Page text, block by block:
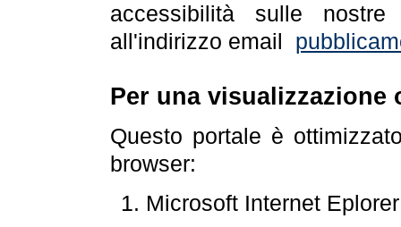
accessibilità sulle
all'indirizzo email
Per una visualizzazione
Questo portale è
browser:
Microsoft Internet